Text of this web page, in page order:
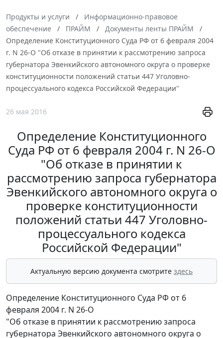
Продукты и услуги
Информационно-правовое
обеспечение
ПРАЙМ
Документы ленты ПРАЙМ
Определение Конституционного Суда РФ от 6 февраля 2004
г. N 26-О "Об отказе в принятии к рассмотрению запроса
губернатора Эвенкийского автономного округа о проверке
конституционности положений статьи 447 Уголовно-
процессуального кодекса Российской Федерации"
26 мая 2016
Определение Конституционного
Суда РФ от 6 февраля 2004 г. N 26-О
"Об отказе в принятии к
рассмотрению запроса губернатора
Эвенкийского автономного округа о
проверке конституционности
положений статьи 447 Уголовно-
процессуального кодекса
Российской Федерации"
Актуальную версию документа смотрите здесь
Определение Конституционного Суда РФ от 6
февраля 2004 г. N 26-О
"Об отказе в принятии к рассмотрению запроса
губернатора Эвенкийского автономного округа о